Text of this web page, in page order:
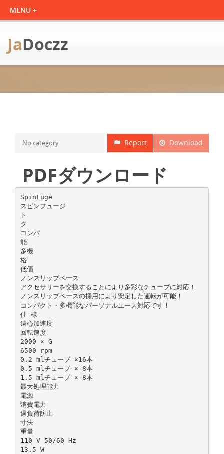
JaDoczz
Download
Report
No category
PDFダウンロード
SpinFuge
スピンフュージ
ト
ク
コンパ
能
多機
格
低価
ノンスリップベース
アクセサリーを交換することにより多彩なチューブに対応！
ノンスリップベースの採用により安定した運転が可能！
コンパクト・多機能なパーソナルユース対応です！
仕 様
遠心加速度
回転速度
2000 × G
6500 rpm
0.2 mlチューブ ×16本
0.5 mlチューブ × 8本
1.5 mlチューブ × 8本
最大処理能力
電源
消費電力
過負荷防止
寸法
重量
110 V 50/60 Hz
13.5 W